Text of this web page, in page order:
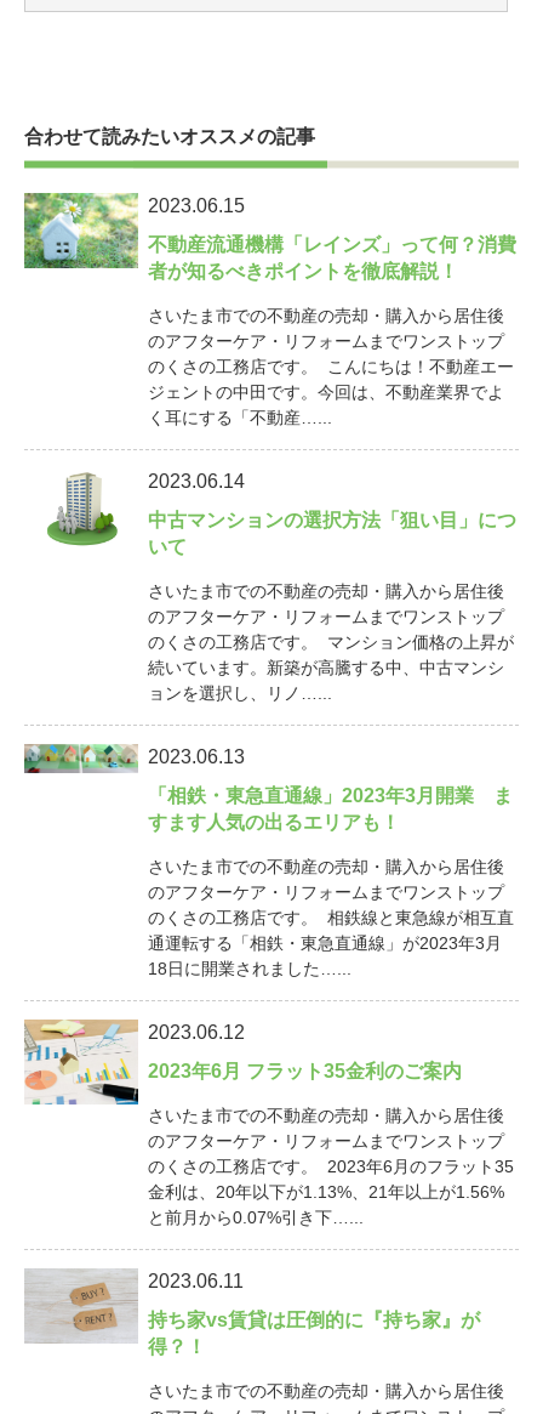
合わせて読みたいオススメの記事
2023.06.15
不動産流通機構「レインズ」って何？消費
者が知るべきポイントを徹底解説！
さいたま市での不動産の売却・購入から居住後
のアフターケア・リフォームまでワンストップ
のくさの工務店です。 こんにちは！不動産エー
ジェントの中田です。今回は、不動産業界でよ
く耳にする「不動産…...
2023.06.14
中古マンションの選択方法「狙い目」につ
いて
さいたま市での不動産の売却・購入から居住後
のアフターケア・リフォームまでワンストップ
のくさの工務店です。 マンション価格の上昇が
続いています。新築が高騰する中、中古マンシ
ョンを選択し、リノ…...
2023.06.13
「相鉄・東急直通線」2023年3月開業 ま
すます人気の出るエリアも！
さいたま市での不動産の売却・購入から居住後
のアフターケア・リフォームまでワンストップ
のくさの工務店です。 相鉄線と東急線が相互直
通運転する「相鉄・東急直通線」が2023年3月
18日に開業されました…...
2023.06.12
2023年6月 フラット35金利のご案内
さいたま市での不動産の売却・購入から居住後
のアフターケア・リフォームまでワンストップ
のくさの工務店です。 2023年6月のフラット35
金利は、20年以下が1.13%、21年以上が1.56%
と前月から0.07%引き下…...
2023.06.11
持ち家vs賃貸は圧倒的に『持ち家』が
得？！
さいたま市での不動産の売却・購入から居住後